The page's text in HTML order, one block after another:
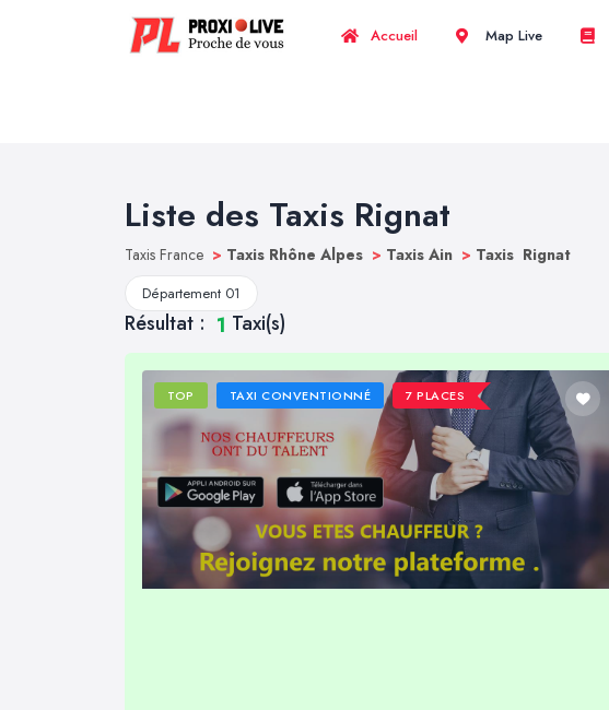
Accueil Map Live
Liste des Taxis Rignat
Taxis France > Taxis Rhône Alpes > Taxis Ain > Taxis Rignat
Département 01
Résultat : 1 Taxi(s)
TOP TAXI CONVENTIONNÉ 7 PLACES